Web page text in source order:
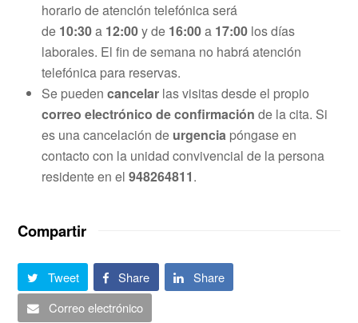
horario de atención telefónica será
de 10:30a 12:00y de 16:00a 17:00 los días
laborales. El fin de semana no habrá atención
telefónica para reservas.
Se puedencancelar las visitas desde el propio
correo electrónico de confirmación de la cita. Si
es una cancelación de urgencia póngase en
contacto con la unidad convivencial de la persona
residente en el948264811.
Compartir
Tweet Share
Share
Correo electrónico